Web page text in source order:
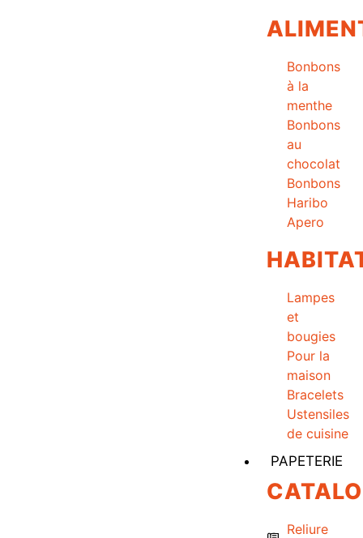
Bonbons
à la
menthe
Bonbons
au
chocolat
Bonbons
Haribo
Apero
Lampes
et
bougies
Pour la
maison
Bracelets
Ustensiles
de cuisine
PAPETERIE
Reliure